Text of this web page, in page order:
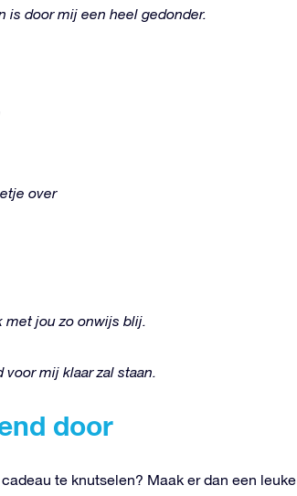
is door mij een heel gedonder.
over
met jou zo onwijs blij.
mij klaar zal staan.
door
te knutselen? Maak er dan een leuke